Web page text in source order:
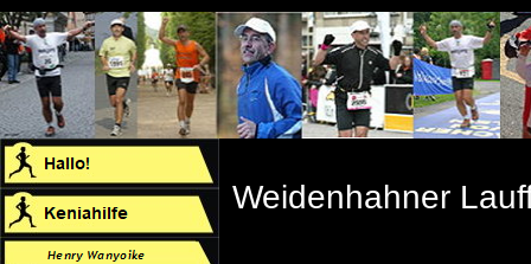
Weidenhahner